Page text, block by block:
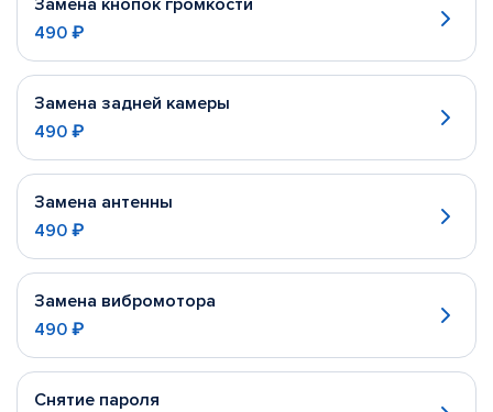
Замена кнопок громкости
490 ₽
Замена задней камеры
490 ₽
Замена антенны
490 ₽
Замена вибромотора
490 ₽
Снятие пароля